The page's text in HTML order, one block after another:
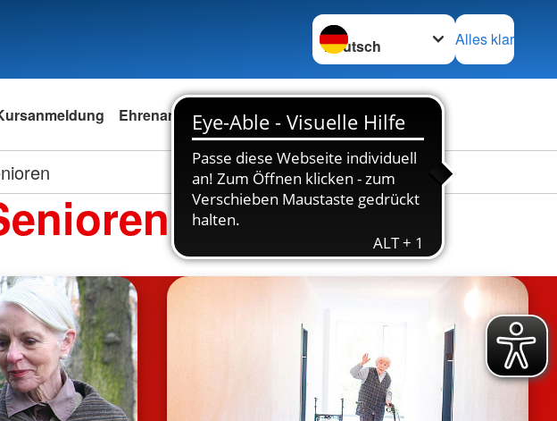
Sprache wechseln zu
Alles klar
Ehrenamt Stellenbörse Kontakt